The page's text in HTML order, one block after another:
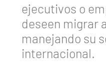
ejecutivos o
deseen migrar
manejando su
internacional.